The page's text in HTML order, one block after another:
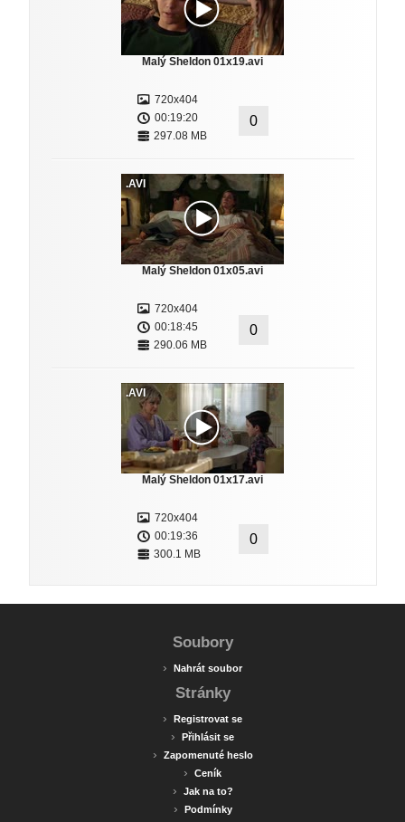
Malý Sheldon 01x19.avi
720x404
00:19:20
297.08 MB
0
.AVI
Malý Sheldon 01x05.avi
720x404
00:18:45
290.06 MB
0
.AVI
Malý Sheldon 01x17.avi
720x404
00:19:36
300.1 MB
0
Soubory
› Nahrát soubor
Stránky
› Registrovat se
› Přihlásit se
› Zapomenuté heslo
› Ceník
› Jak na to?
› Podmínky